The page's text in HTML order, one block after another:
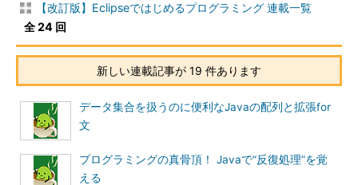
【改訂版】Eclipseではじめるプログラミング 連載一覧
全 24 回
新しい連載記事が 19 件あります
データ集合を扱うのに便利なJavaの配列と拡張for
文
プログラミングの真骨頂！ Javaで“反復処理”を覚
える